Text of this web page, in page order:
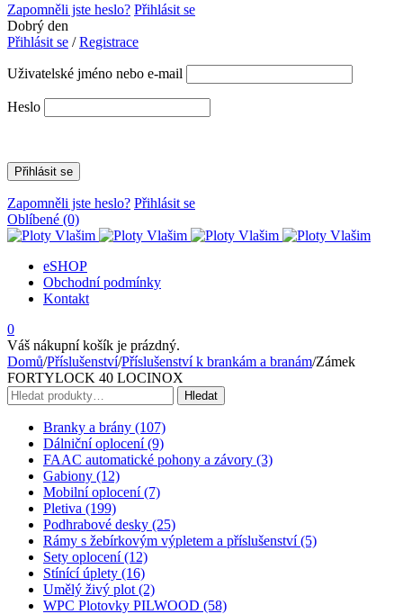
Zapomněli jste heslo? Přihlásit se
Dobrý den
Přihlásit se /Registrace
Uživatelské jméno nebo e-mail
Heslo
Zapomněli jste heslo? Přihlásit se
Oblíbené (0)
eSHOP
Obchodní podmínky
Kontakt
0
Váš nákupní košík je prázdný.
Domů/Příslušenství/Příslušenství k brankám a branám/Zámek
FORTYLOCK 40 LOCINOX
Hledat:
Hledat
Branky a brány (107)
Dálniční oplocení (9)
FAAC automatické pohony a závory (3)
Gabiony (12)
Mobilní oplocení (7)
Pletiva (199)
Podhrabové desky (25)
Rámy s žebírkovým výpletem a příslušenství (5)
Sety oplocení (12)
Stínící úplety (16)
Umělý živý plot (2)
WPC Plotovky PILWOOD (58)